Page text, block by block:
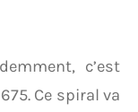
c’est
Ce spiral va